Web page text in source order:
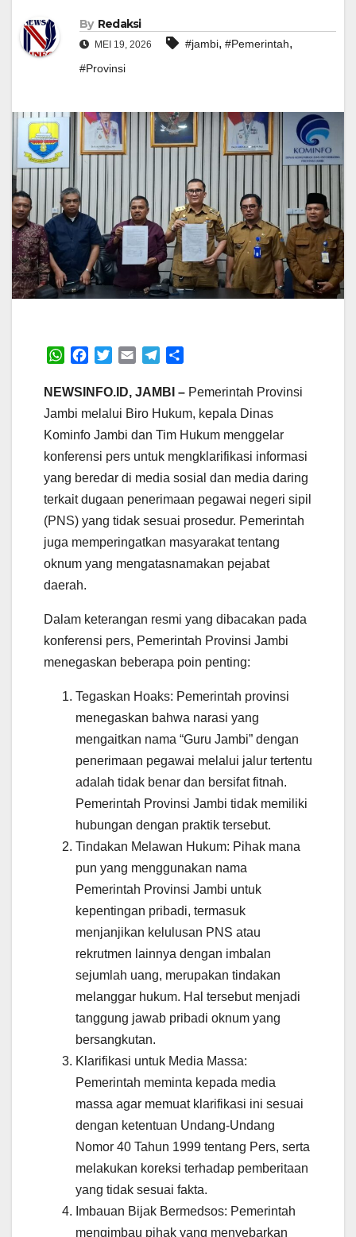
By Redaksi
MEI 19, 2026 #jambi, #Pemerintah,
#Provinsi
W
a
t
A
p
p
c
e
o
o
k
i
t
e
r
a
i
l
e
r
a
m
a
r
NEWSINFO.ID, JAMBI – Pemerintah Provinsi
Jambi melalui Biro Hukum, kepala Dinas
Kominfo Jambi dan Tim Hukum menggelar
konferensi pers untuk mengklarifikasi informasi
yang beredar di media sosial dan media daring
terkait dugaan penerimaan pegawai negeri sipil
(PNS) yang tidak sesuai prosedur. Pemerintah
juga memperingatkan masyarakat tentang
oknum yang mengatasnamakan pejabat
daerah.
Dalam keterangan resmi yang dibacakan pada
konferensi pers, Pemerintah Provinsi Jambi
menegaskan beberapa poin penting:
Tegaskan Hoaks: Pemerintah provinsi
menegaskan bahwa narasi yang
mengaitkan nama “Guru Jambi” dengan
penerimaan pegawai melalui jalur tertentu
adalah tidak benar dan bersifat fitnah.
Pemerintah Provinsi Jambi tidak memiliki
hubungan dengan praktik tersebut.
Tindakan Melawan Hukum: Pihak mana
pun yang menggunakan nama
Pemerintah Provinsi Jambi untuk
kepentingan pribadi, termasuk
menjanjikan kelulusan PNS atau
rekrutmen lainnya dengan imbalan
sejumlah uang, merupakan tindakan
melanggar hukum. Hal tersebut menjadi
tanggung jawab pribadi oknum yang
bersangkutan.
Klarifikasi untuk Media Massa:
Pemerintah meminta kepada media
massa agar memuat klarifikasi ini sesuai
dengan ketentuan Undang-Undang
Nomor 40 Tahun 1999 tentang Pers, serta
melakukan koreksi terhadap pemberitaan
yang tidak sesuai fakta.
Imbauan Bijak Bermedsos: Pemerintah
mengimbau pihak yang menyebarkan